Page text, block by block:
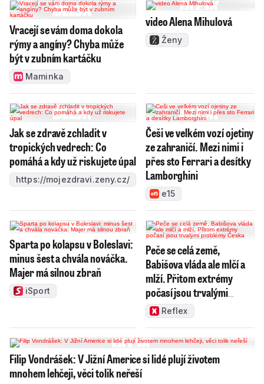
Vracejí se vám doma dokola
rýmy a angíny? Chyba může
být v zubním kartáčku
Maminka
video Alena Mihulová
Ženy
Jak se zdravě zchladit v
tropických vedrech: Co
pomáhá a kdy už riskujete úpal
https://mojezdravi.zeny.cz/
Češi ve velkém vozí ojetiny
ze zahraničí. Mezi nimi i
přes sto Ferrari a desítky
Lamborghini
e15
Sparta po kolapsu v Boleslavi:
minus šest a chvála nováčka.
Majer má silnou zbraň
iSport
Peče se celá země,
Babišova vláda ale mlčí a
mlží. Přitom extrémy
počasí jsou trvalými
problémy Česka
Reflex
Filip Vondrášek: V Jižní Americe si lidé plují životem
mnohem lehčeji, věci tolik neřeší